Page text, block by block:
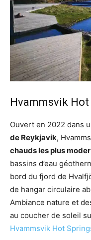
Hvammsvik
Ouvert en 2022 dans
de Reykjavik,
chauds les plus
bassins d’eau
bord du fjord de
de hangar circulaire
Ambiance nature et
au coucher de soleil
Hvammsvik Hot